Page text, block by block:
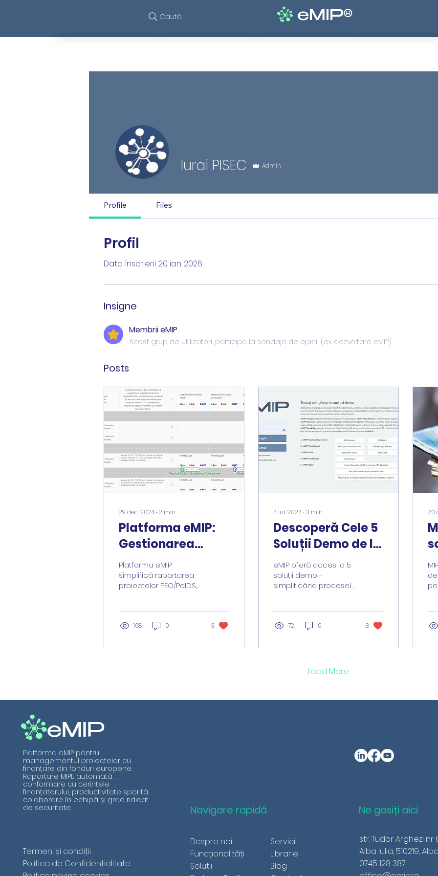
Caută eMIP®
Iurai PISEC Admin
Profile Files
Profil
Data înscrierii: 20 ian. 2026
Insigne
Membrii eMIP
Acest grup de utilizatori, participa la sondaje de opinii (ex. dezvoltare eMIP)
Posts
29 dec. 2024 ∙2 min
Platforma eMIP:
Gestionarea
Livrabilelor,
Rezultatelor și
Indicatorilor în
Proiectele
PEO/PoIDS –
Platforma eMIP
simplifică raportarea
proiectelor PEO/PoIDS,
168 0 3
4 iul. 2024 ∙3 min
Descoperă Cele 5
Soluții Demo de la
eMIP: Gestionarea
Proiectelor, a
Documentelor,
dar și Instrumente
ce incorporează
eMIP oferă acces la 5
soluții demo -
simplificând procesele
roluri diferite!
72 0 3
20
3
Load More
eMIP
Platforma eMIP pentru
managementul proiectelor cu
finanțare din fonduri europene.
Raportare MIPE automată, ,
conformare cu cerințele
finanțatorului, productivitate sporită,
colaborare în echipă și grad ridicat
de securitate.
Termeni și condiții
Politica de Confidențialitate
Navigare rapidă
Despre noi
Funcționalități
Soluții
Servicii
Librarie
Blog
Ne gasiți aici
str. Tudor Arghezi nr
Alba Iulia, 510219, Alba
0745 128 387